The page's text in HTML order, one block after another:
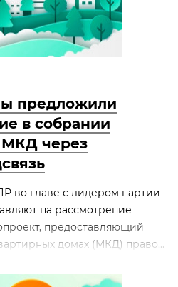
предложили
в собрании
МКД через
во главе с лидером партии
на рассмотрение
предоставляющий
домах (МКД) право...